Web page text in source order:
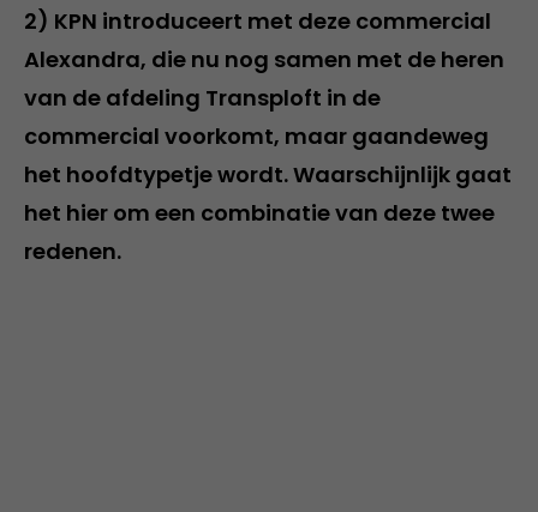
2) KPN introduceert met deze commercial
Alexandra, die nu nog samen met de heren
van de afdeling Transploft in de
commercial voorkomt, maar gaandeweg
het hoofdtypetje wordt. Waarschijnlijk gaat
het hier om een combinatie van deze twee
redenen.